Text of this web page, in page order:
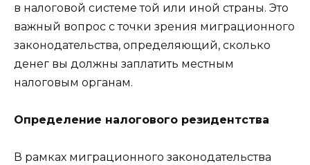
в налоговой системе той или иной страны. Это
важный вопрос с точки зрения миграционного
законодательства, определяющий, сколько
денег вы должны заплатить местным
налоговым органам.
Определение налогового резидентства
В рамках миграционного законодательства